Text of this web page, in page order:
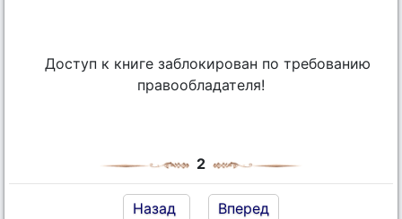
Доступ к книге заблокирован по требованию
правообладателя!
2
Назад Вперед